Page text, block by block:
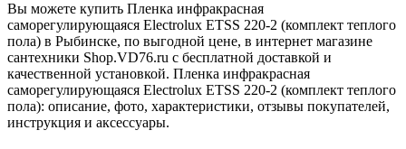
Вы можете купить Пленка инфракрасная
саморегулирующаяся Electrolux ETSS 220-2 (комплект теплого
пола) в Рыбинске, по выгодной цене, в интернет магазине
сантехники Shop.VD76.ru с бесплатной доставкой и
качественной установкой. Пленка инфракрасная
саморегулирующаяся Electrolux ETSS 220-2 (комплект теплого
пола): описание, фото, характеристики, отзывы покупателей,
инструкция и аксессуары.